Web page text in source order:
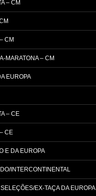
– CM
CM
MARATONA – CM
EUROPA
– CE
CE
E DA EUROPA
INTERCONTINENTAL
EX-TAÇA DA EUROPA